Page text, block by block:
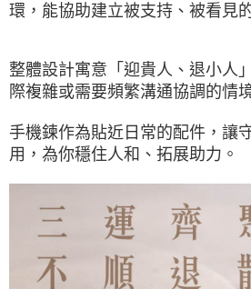
環，能協助建立被支持、被看見
整體設計寓意「迎貴人、退小人
際複雜或需要頻繁溝通協調的情
手機鍊作為貼近日常的配件，讓
用，為你穩住人和、拓展助力。